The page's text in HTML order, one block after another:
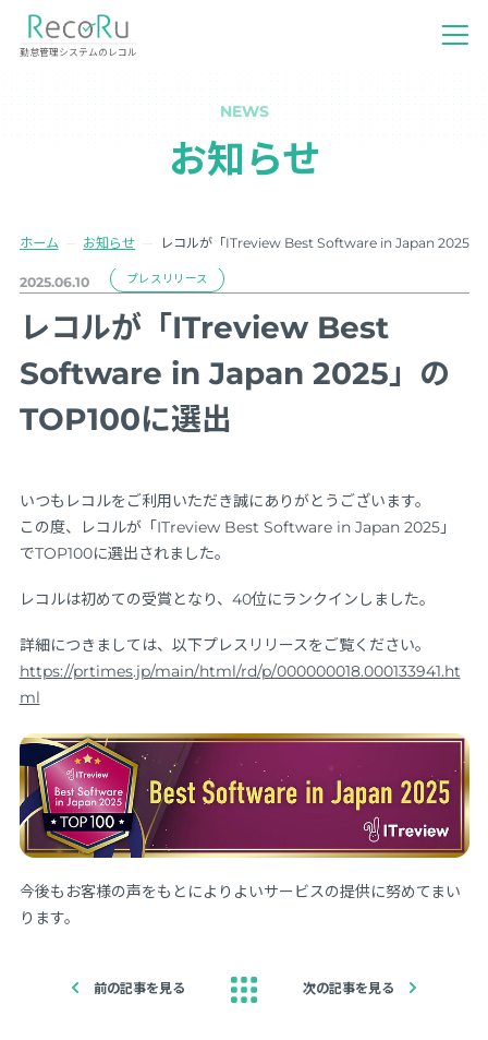
勤怠管理システムのレコル
NEWS
お知らせ
ホーム お知らせ レコルが「ITreview Best Software in Japan 2025」
2025.06.10 プレスリリース
レコルが「ITreview Best
Software in Japan 2025」の
TOP100に選出
いつもレコルをご利用いただき誠にありがとうございます。
この度、レコルが「ITreview Best Software in Japan 2025」
でTOP100に選出されました。
レコルは初めての受賞となり、40位にランクインしました。
詳細につきましては、以下プレスリリースをご覧ください。
https://prtimes.jp/main/html/rd/p/000000018.000133941.ht
ml
今後もお客様の声をもとによりよいサービスの提供に努めてまい
ります。
前の記事を見る 次の記事を見る